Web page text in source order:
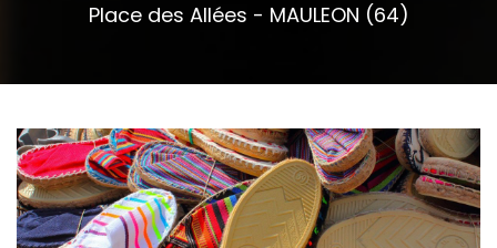
Place des Allées - MAULEON (64)